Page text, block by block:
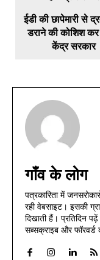
ईडी की छापेमारी से
डराने की कोशिश कर
केंद्र सरकार
गाँव के लोग
पत्रकारिता में
रही वेबसाइट। इसकी
दिखाती हैं। प्रतिदिन
सब्सक्राइब और फॉरवर्ड